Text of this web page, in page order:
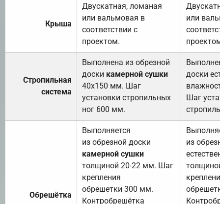
Крыша
Двускатная, ломаная
или вальмовая в
соответствии с
проектом.
или
Стропильная
система
Выполнена из обрезной
доски камерной сушки
40х150 мм. Шаг
установки стропильных
ног 600 мм.
доски
Шаг
Обрешётка
Выполняется
из обрезной доски
камерной сушки
толщиной 20-22 мм. Шаг
крепления
обрешетки 300 мм.
Контробрешётка
из